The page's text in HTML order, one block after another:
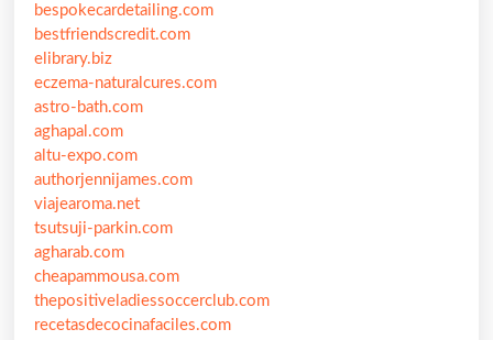
bespokecardetailing.com
bestfriendscredit.com
elibrary.biz
eczema-naturalcures.com
astro-bath.com
aghapal.com
altu-expo.com
authorjennijames.com
viajearoma.net
tsutsuji-parkin.com
agharab.com
cheapammousa.com
thepositiveladiessoccerclub.com
recetasdecocinafaciles.com